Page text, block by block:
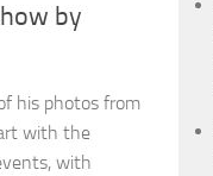
by
his photos from
with the
with